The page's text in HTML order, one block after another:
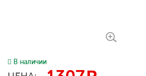
В наличии